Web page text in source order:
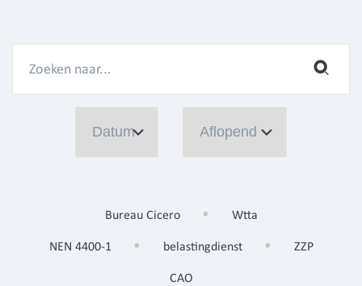
Bureau Cicero Wtta
NEN 4400-1 belastingdienst ZZP
CAO